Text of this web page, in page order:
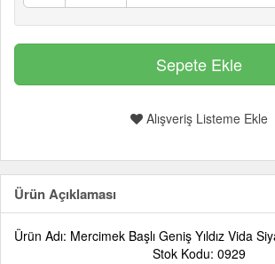
Alışveriş Listeme Ekle
Ürün Açıklaması
Ürün Adı: Mercimek Başlı Geniş Yıldız Vida
Stok Kodu: 0929